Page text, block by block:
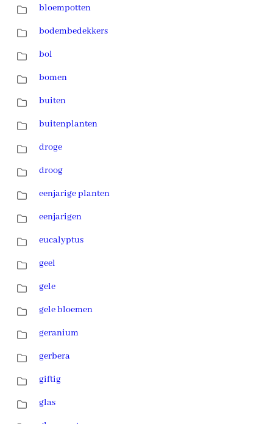
bloempotten
bodembedekkers
bol
bomen
buiten
buitenplanten
droge
droog
eenjarige planten
eenjarigen
eucalyptus
geel
gele
gele bloemen
geranium
gerbera
giftig
glas